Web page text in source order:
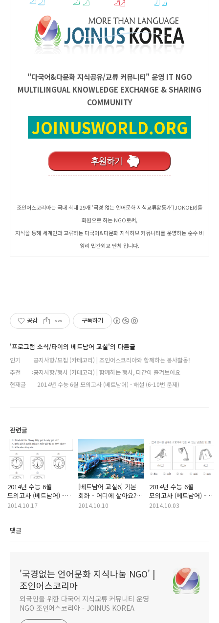
"다국어&다문화 지식공유/교류 커뮤니티" 운영 IT NGO
MULTILINGUAL KNOWLEDGE EXCHANGE & SHARING
COMMUNITY
JOINUSWORLD.ORG
조인어스코리아는 국내 최대 29개 ‘국경 없는 언어문화 지식교류활동가’(JOKOER)를
회원으로 하는 NGO로써,
지식을 통해 세계인과 교류하는 다국어&다문화 지식허브 커뮤니티를 운영하는 순수 비
영리 민간외교 단체 입니다.
공감 구독하기
'프로그램 소식/타이의 베트남어 교실'의 다른글
인기
공지사항/모집 (카테고리) | 조인어스코리아와 함께하는 봉사활동!
추천
공지사항/행사 (카테고리) | 함께하는 행사, 다같이 즐겨보아요
현재글
2014년 수능 6월 모의고사 (베트남어) - 해설 (6-10번 문제)
관련글
2014년 수능 6월
모의고사 (베트남어) -
해설 (11-15번 문제)
2014.10.17
[베트남어 교실6] 기본
회화 - 어디에 살아요?/
이것은 뭐에요?/어디가
2014.10.10
2014년 수능 6월
모의고사 (베트남어) -
해설 (1-5번 문제)
2014.10.03
댓글
'국경없는 언어문화 지식나눔 NGO' |
조인어스코리아
외국인을 위한 다국어 지식교류 커뮤니티 운영
NGO 조인어스코리아 - JOINUS KOREA